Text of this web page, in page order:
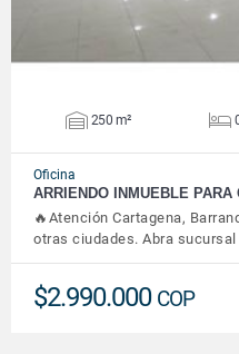
250 m²
Oficina
ARRIENDO INMUEBLE
🔥Atención Cartagena,
otras ciudades. Abra
$2.990.000 COP